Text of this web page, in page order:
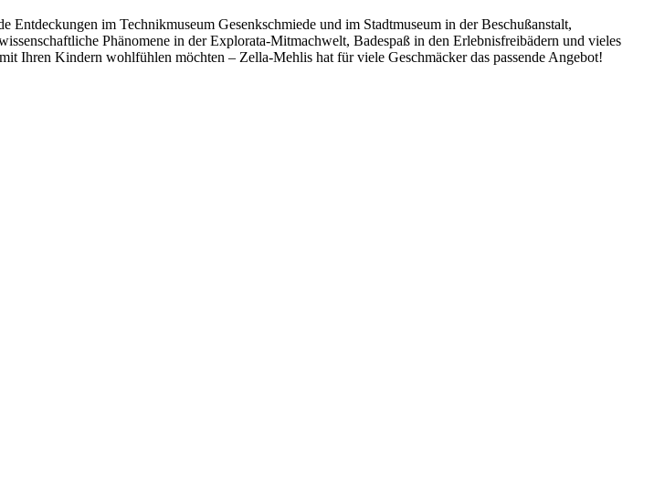
Entdeckungen im Technikmuseum Gesenkschmiede und im Stadtmuseum in der Beschußanstalt,
Phänomene in der Explorata-Mitmachwelt, Badespaß in den Erlebnisfreibädern und vieles
Ihren Kindern wohlfühlen möchten – Zella-Mehlis hat für viele Geschmäcker das passende Angebot!